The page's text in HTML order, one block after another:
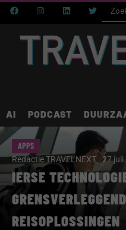
AI PODCAST
APPS
Redactie TRAVELNEXT 27 juli
IERSE
REISOPLOSSINGEN